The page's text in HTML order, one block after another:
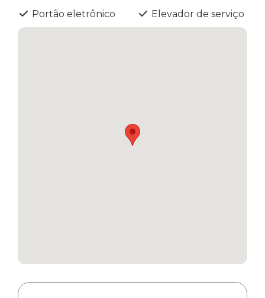
Portão eletrônico
Elevador de serviço